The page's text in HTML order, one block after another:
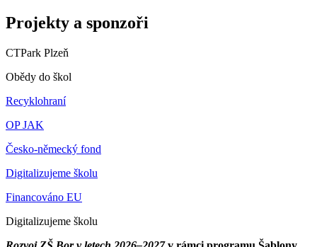
Projekty a sponzoři
CTPark Plzeň
Obědy do škol
Recyklohraní
OP JAK
Česko-německý fond
Digitalizujeme školu
Financováno EU
Digitalizujeme školu